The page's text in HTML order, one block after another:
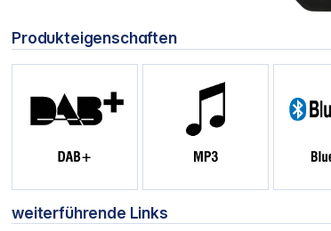
Produkteigenschaften
weiterführende Links